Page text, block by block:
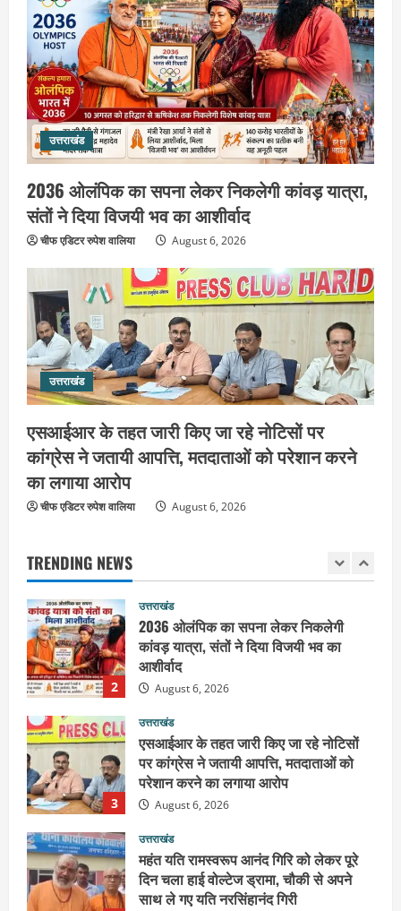
उत्तराखंड
2036 ओलंपिक का सपना लेकर निकलेगी कांवड़ यात्रा,
संतों ने दिया विजयी भव का आशीर्वाद
चीफ एडिटर रुपेश वालिया August 6, 2026
उत्तराखंड
एसआईआर के तहत जारी किए जा रहे नोटिसों पर
कांग्रेस ने जतायी आपत्ति, मतदाताओं को परेशान करने
का लगाया आरोप
चीफ एडिटर रुपेश वालिया August 6, 2026
TRENDING NEWS
2
उत्तराखंड
2036 ओलंपिक का सपना लेकर निकलेगी
कांवड़ यात्रा, संतों ने दिया विजयी भव का
आशीर्वाद
August 6, 2026
3
उत्तराखंड
एसआईआर के तहत जारी किए जा रहे नोटिसों
पर कांग्रेस ने जतायी आपत्ति, मतदाताओं को
परेशान करने का लगाया आरोप
August 6, 2026
4
महंत यति रामस्वरूप आनंद गिरि को लेकर पूरे
दिन चला हाई वोल्टेज ड्रामा, चौकी से अपने
साथ ले गए यति नरसिंहानंद गिरी
August 5, 2026
5
उत्तराखंड
जिला जेल में गूंजा मां गंगा का महिमा गान,
संदेश
August 5, 2026
1
हरिद्वार के नेताओं को कांग्रेस प्रदेश
2
उत्तराखंड
2036 ओलंपिक का सपना लेकर निकलेगी
कांवड़ यात्रा, संतों ने दिया विजयी भव का
आशीर्वाद
August 6, 2026
3
उत्तराखंड
एसआईआर के तहत जारी किए जा रहे नोटिसों
पर कांग्रेस ने जतायी आपत्ति, मतदाताओं को
परेशान करने का लगाया आरोप
August 6, 2026
उत्तराखंड
महंत यति रामस्वरूप आनंद गिरि को लेकर पूरे
दिन चला हाई वोल्टेज ड्रामा, चौकी से अपने
साथ ले गए यति नरसिंहानंद गिरी